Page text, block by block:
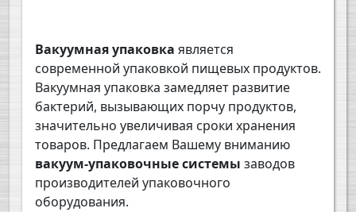
Вакуумная упаковка является
современной упаковкой пищевых продуктов.
Вакуумная упаковка замедляет развитие
бактерий, вызывающих порчу продуктов,
значительно увеличивая сроки хранения
товаров. Предлагаем Вашему вниманию
вакуум-упаковочные системы заводов
производителей упаковочного
оборудования.